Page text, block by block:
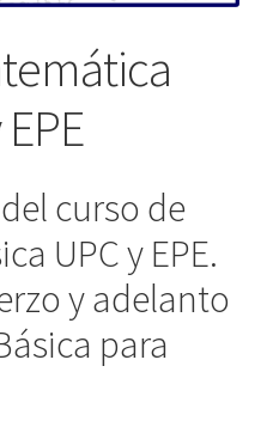
curso de
UPC y EPE.
y adelanto
para